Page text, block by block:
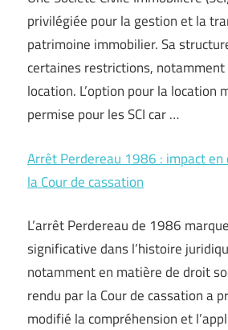
privilégiée pour la gestion et la
patrimoine immobilier. Sa
certaines restrictions,
location. L’option pour la location
permise pour les SCI car …
Arrêt Perdereau 1986 : impact en
la Cour de cassation
L’arrêt Perdereau de 1986
significative dans l’histoire
notamment en matière de droit
rendu par la Cour de cassation a
modifié la compréhension et